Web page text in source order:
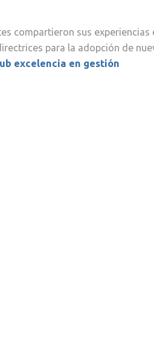
compartieron sus
para la adopción de
excelencia en gestión